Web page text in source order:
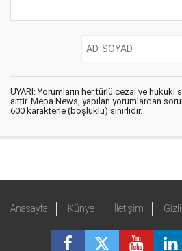
UYARI: Yorumların her türlü cezai ve
aittir. Mepa News, yapılan yorumlardan
600 karakterle (boşluklu) sınırlıdır.
Anasayfa Künye İletişim